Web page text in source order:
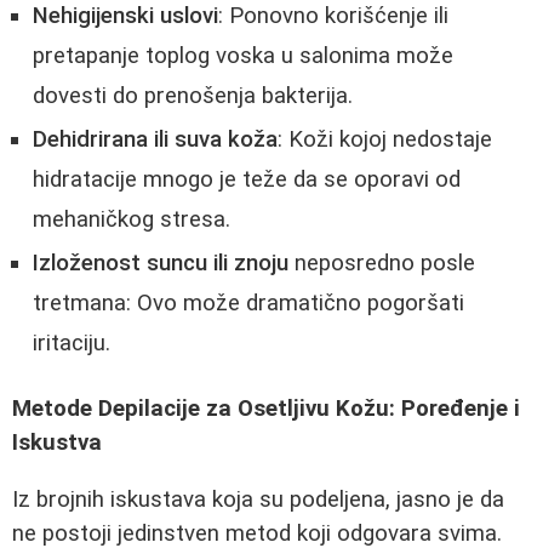
Nehigijenski uslovi: Ponovno korišćenje ili
pretapanje toplog voska u salonima može
dovesti do prenošenja bakterija.
Dehidrirana ili suva koža: Koži kojoj nedostaje
hidratacije mnogo je teže da se oporavi od
mehaničkog stresa.
Izloženost suncu ili znoju neposredno posle
tretmana: Ovo može dramatično pogoršati
iritaciju.
Metode Depilacije za Osetljivu Kožu: Poređenje i
Iskustva
Iz brojnih iskustava koja su podeljena, jasno je da
ne postoji jedinstven metod koji odgovara svima.